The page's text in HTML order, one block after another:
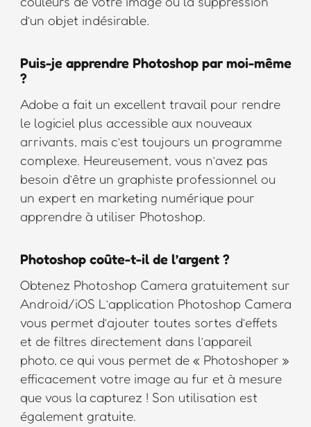
d’un objet indésirable.
Puis-je apprendre Photoshop par moi-même
?
Adobe a fait un excellent travail pour rendre
le logiciel plus accessible aux nouveaux
arrivants, mais c’est toujours un programme
complexe. Heureusement, vous n’avez pas
besoin d’être un graphiste professionnel ou
un expert en marketing numérique pour
apprendre à utiliser Photoshop.
Photoshop coûte-t-il de l’argent ?
Obtenez Photoshop Camera gratuitement sur
Android/iOS L’application Photoshop Camera
vous permet d’ajouter toutes sortes d’effets
et de filtres directement dans l’appareil
photo, ce qui vous permet de « Photoshoper »
efficacement votre image au fur et à mesure
que vous la capturez ! Son utilisation est
également gratuite.